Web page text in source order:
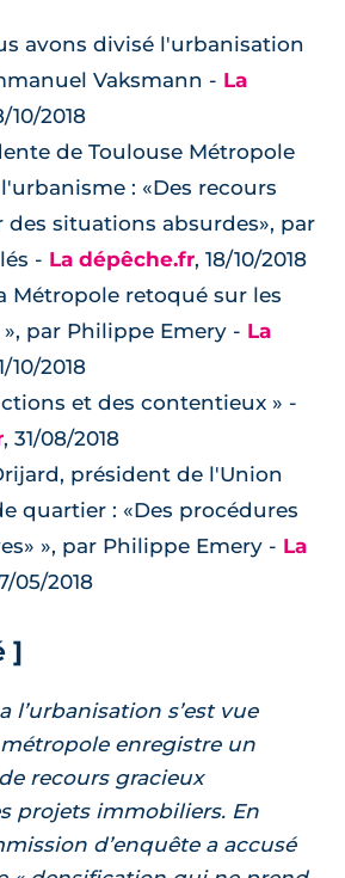
avons divisé l'urbanisation
Vaksmann - La
10/2018
de Toulouse Métropole
: «Des recours
des situations absurdes», par
- La dépêche.fr, 18/10/2018
Métropole retoqué sur les
par Philippe Emery - La
10/2018
et des contentieux » -
, 31/08/2018
président de l'Union
quartier : «Des procédures
», par Philippe Emery - La
05/2018
]
l’urbanisation s’est vue
enregistre un
recours gracieux
projets immobiliers. En
d’enquête a accusé